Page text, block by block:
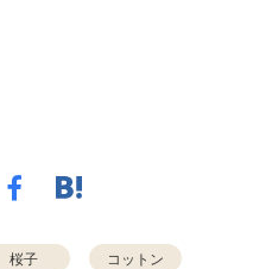
桜子 コットン